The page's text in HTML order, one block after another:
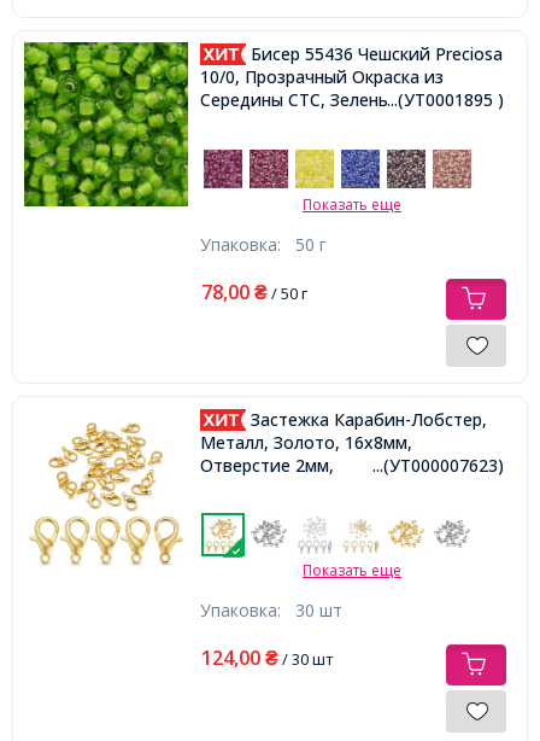
Бисер 55436 Чешский Preciosa
10/0, Прозрачный Окраска из
Середины CTC, Зеленый, Круглый,
...(УТ0001895 )
Показать еще
Упаковка: 50 г
78,00 ₴/ 50 г
Застежка Карабин-Лобстер,
Металл, Золото, 16х8мм,
Отверстие 2мм,
...(УТ000007623)
Показать еще
Упаковка: 30 шт
124,00 ₴/ 30 шт